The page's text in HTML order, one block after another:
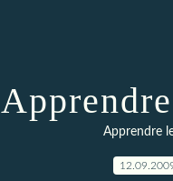
Apprendre